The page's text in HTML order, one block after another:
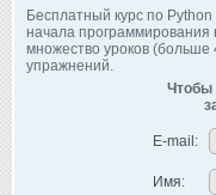
Бесплатный курс по
начала программирования
множество уроков (больше
упражнений.
Чтобы
E-mail:
Имя: